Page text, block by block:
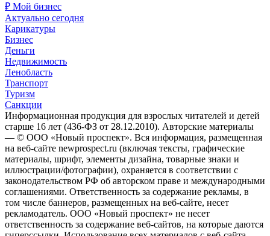
₽ Мой бизнес
Актуально сегодня
Карикатуры
Бизнес
Деньги
Недвижимость
Ленобласть
Транспорт
Туризм
Санкции
Информационная продукция для взрослых читателей и детей
старше 16 лет (436-ФЗ от 28.12.2010). Авторские материалы
— © ООО «Новый проспект». Вся информация, размещенная
на веб-сайте newprospect.ru (включая тексты, графические
материалы, шрифт, элементы дизайна, товарные знаки и
иллюстрации/фотографии), охраняется в соответствии с
законодательством РФ об авторском праве и международными
соглашениями. Ответственность за содержание рекламы, в
том числе баннеров, размещенных на веб-сайте, несет
рекламодатель. ООО «Новый проспект» не несет
ответственность за содержание веб-сайтов, на которые даются